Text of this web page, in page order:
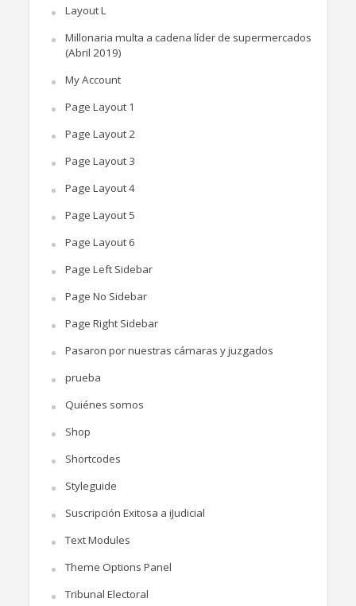
Layout L
Millonaria multa a cadena líder de supermercados
(Abril 2019)
My Account
Page Layout 1
Page Layout 2
Page Layout 3
Page Layout 4
Page Layout 5
Page Layout 6
Page Left Sidebar
Page No Sidebar
Page Right Sidebar
Pasaron por nuestras cámaras y juzgados
prueba
Quiénes somos
Shop
Shortcodes
Styleguide
Suscripción Exitosa a iJudicial
Text Modules
Theme Options Panel
Tribunal Electoral